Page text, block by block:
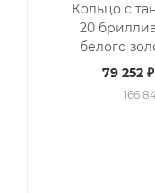
Кольцо с
20
белого
79 252 ₽
166